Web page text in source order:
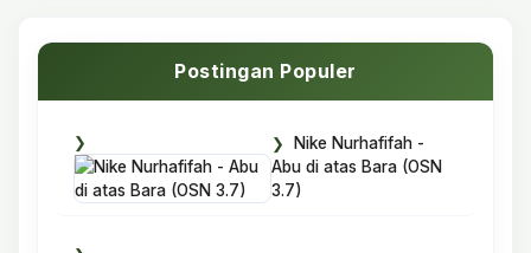
Postingan Populer
Nike Nurhafifah -
Abu di atas Bara (OSN
3.7)